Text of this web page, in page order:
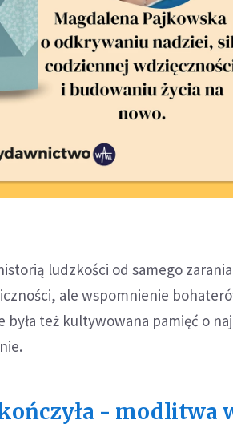
ludzkości od samego
ale wspomnienie
była też kultywowana pamięć o
- modlitwa